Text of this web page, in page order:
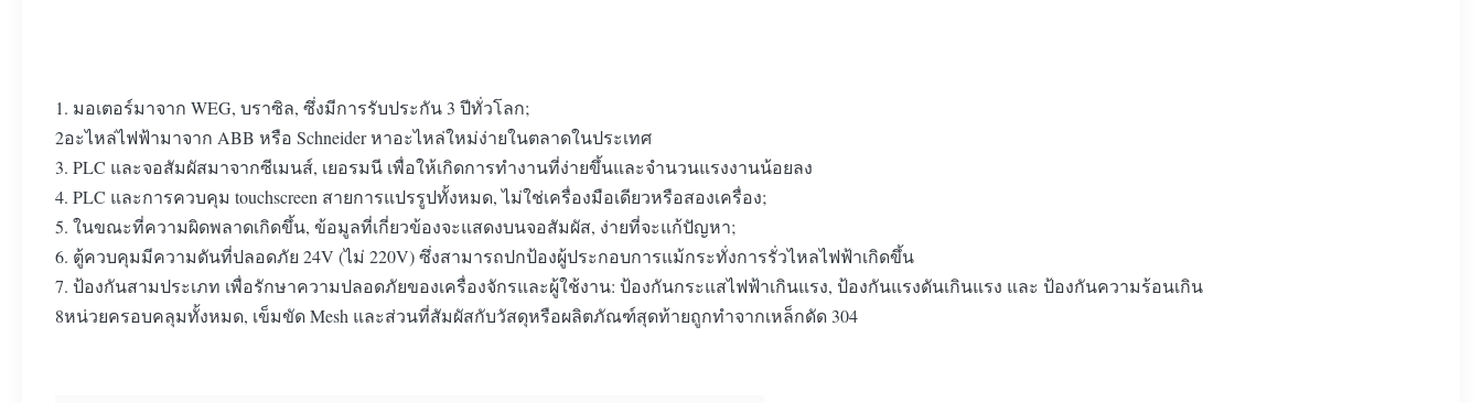
1. มอเตอร์มาจาก WEG, บราซิล, ซึ่งมีการรับประกัน 3 ปีทั่วโลก;
2อะไหล่ไฟฟ้ามาจาก ABB หรือ Schneider หาอะไหล่ใหม่ง่ายในตลาดในประเทศ
3. PLC และจอสัมผัสมาจากซีเมนส์, เยอรมนี เพื่อให้เกิดการทํางานที่ง่ายขึ้นและจํานวนแรงงานน้อยลง
4. PLC และการควบคุม touchscreen สายการแปรรูปทั้งหมด, ไม่ใช่เครื่องมือเดียวหรือสองเครื่อง;
5. ในขณะที่ความผิดพลาดเกิดขึ้น, ข้อมูลที่เกี่ยวข้องจะแสดงบนจอสัมผัส, ง่ายที่จะแก้ปัญหา;
6. ตู้ควบคุมมีความดันที่ปลอดภัย 24V (ไม่ 220V) ซึ่งสามารถปกป้องผู้ประกอบการแม้กระทั่งการรั่วไหลไฟฟ้าเกิดขึ้น
7. ป้องกันสามประเภท เพื่อรักษาความปลอดภัยของเครื่องจักรและผู้ใช้งาน: ป้องกันกระแสไฟฟ้าเกินแรง, ป้องกันแรงดันเกินแรง และ ป้องกันความร้อนเกิน
8หน่วยครอบคลุมทั้งหมด, เข็มขัด Mesh และส่วนที่สัมผัสกับวัสดุหรือผลิตภัณฑ์สุดท้ายถูกทําจากเหล็กดัด 304